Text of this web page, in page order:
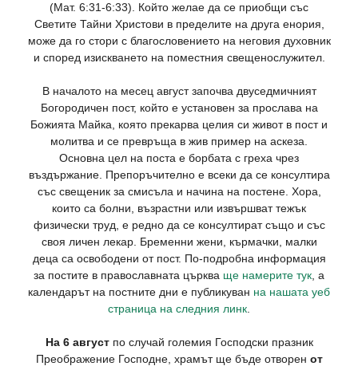
(Мат. 6:31-6:33). Който желае да се приобщи със
Светите Тайни Христови в пределите на друга енория,
може да го стори с благословението на неговия духовник
и според изискването на поместния свещенослужител.
В началото на месец август започва двуседмичният
Богородичен пост, който е установен за прослава на
Божията Майка, която прекарва целия си живот в пост и
молитва и се превръща в жив пример на аскеза.
Основна цел на поста е борбата с греха чрез
въздържание. Препоръчително е всеки да се консултира
със свещеник за смисъла и начина на постене. Хора,
които са болни, възрастни или извършват тежък
физически труд, е редно да се консултират също и със
своя личен лекар. Бременни жени, кърмачки, малки
деца са освободени от пост. По-подробна информация
за постите в православната църква ще намерите тук , а
календарът на постните дни е публикуван на нашата уеб
страница на следния линк
На 6 августпо случай големия Господски празник
Преображение Господне, храмът ще бъде отворен от